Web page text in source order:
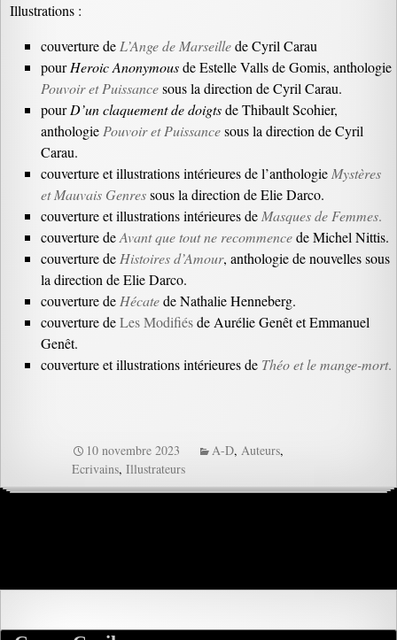
Illustrations :
couverture de L’Ange de Marseillede Cyril Carau
pourHeroic Anonymousde Estelle Valls de Gomis, anthologie
Pouvoir et Puissancesous la direction de Cyril Carau.
pourD’un claquement de doigtsde Thibault Scohier,
anthologie Pouvoir et Puissancesous la direction de Cyril
Carau.
couverture et illustrations intérieures de l’anthologie Mystères
et Mauvais Genressous la direction de Elie Darco.
couverture et illustrations intérieures de Masques de Femmes.
couverture deAvant que tout ne recommencede Michel Nittis.
couverture de Histoires d’Amour, anthologie de nouvelles sous
la direction de Elie Darco.
couverture de Hécatede Nathalie Henneberg.
couverture deLes Modifiésde Aurélie Genêt et Emmanuel
Genêt.
couverture et illustrations intérieures de Théo et le mange-mort.
10 novembre 2023 A-D,Auteurs,
Ecrivains,Illustrateurs